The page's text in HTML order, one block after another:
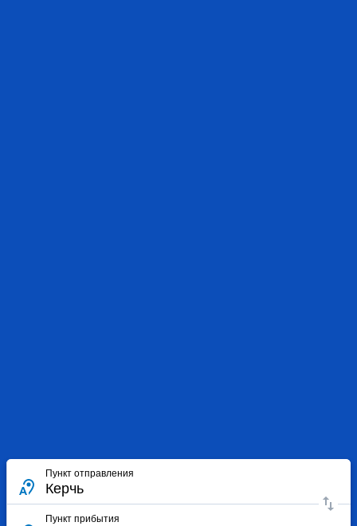
Пункт отправления
Пункт прибытия